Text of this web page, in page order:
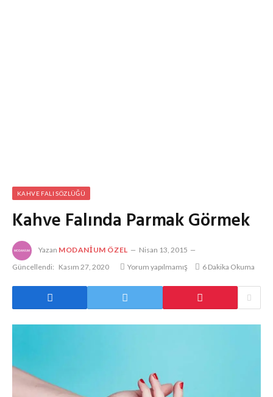
KAHVE FALI SÖZLÜĞÜ
Kahve Falında Parmak Görmek
Yazan MODANIUM ÖZEL
Nisan 13, 2015
Güncellendi: Kasım 27, 2020 Yorum yapılmamış 6 Dakika Okuma